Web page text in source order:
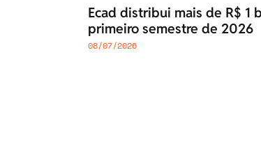
Ecad distribui mais de R$ 1
primeiro semestre de 2026
08/07/2026